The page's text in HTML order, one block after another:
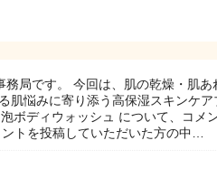
務局です。 今回は、肌の乾燥・肌あ
肌悩みに寄り添う高保湿スキンケア
ボディウォッシュ について、コメ
トを投稿していただいた方の中…